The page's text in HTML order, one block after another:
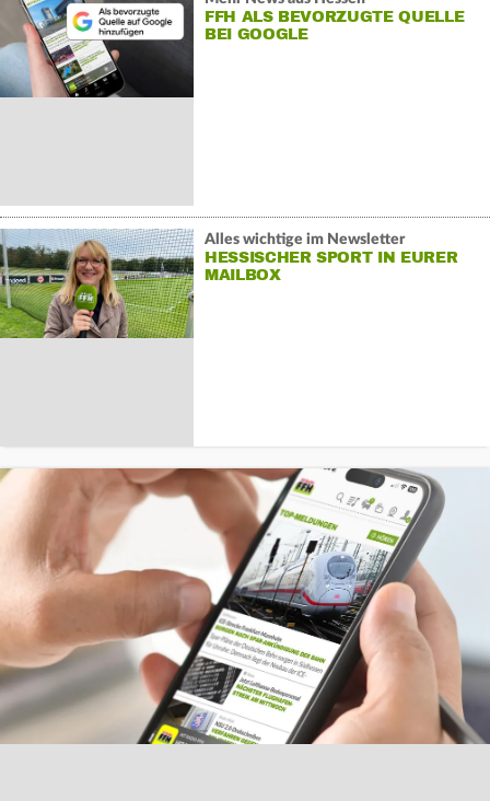
FFH ALS BEVORZUGTE QUELLE
BEI GOOGLE
Alles wichtige im Newsletter
HESSISCHER SPORT IN EURER
MAILBOX